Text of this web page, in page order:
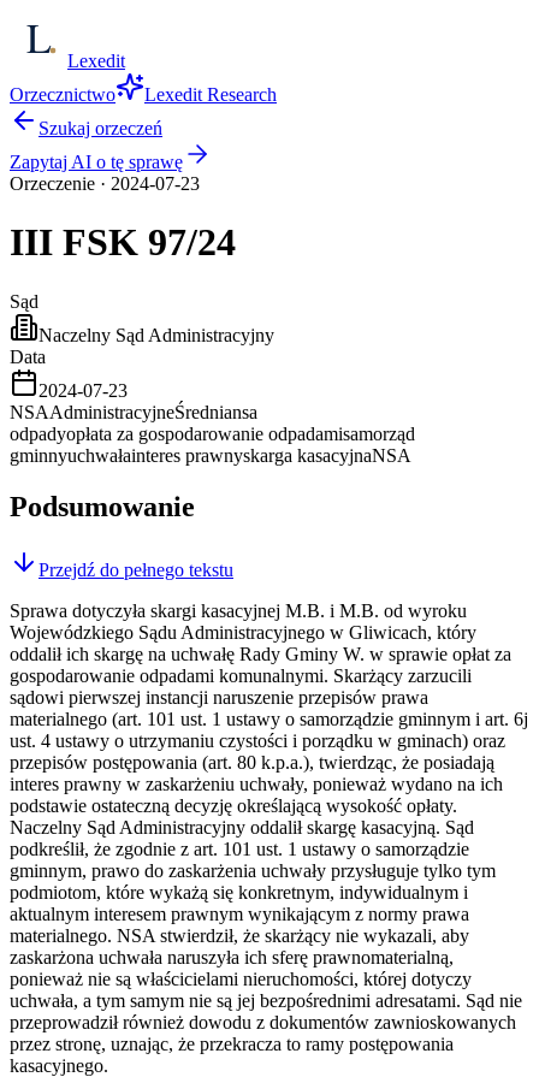
Lexedit
Orzecznictwo
Lexedit Research
Szukaj orzeczeń
Zapytaj AI o tę sprawę
Orzeczenie · 2024-07-23
III FSK 97/24
Sąd
Naczelny Sąd Administracyjny
Data
2024-07-23
NSAAdministracyjneŚredniansa
odpadyopłata za gospodarowanie odpadamisamorząd
gminnyuchwałainteres prawnyskarga kasacyjnaNSA
Podsumowanie
Przejdź do pełnego tekstu
Sprawa dotyczyła skargi kasacyjnej M.B. i M.B. od wyroku
Wojewódzkiego Sądu Administracyjnego w Gliwicach, który
oddalił ich skargę na uchwałę Rady Gminy W. w sprawie opłat za
gospodarowanie odpadami komunalnymi. Skarżący zarzucili
sądowi pierwszej instancji naruszenie przepisów prawa
materialnego (art. 101 ust. 1 ustawy o samorządzie gminnym i art. 6j
ust. 4 ustawy o utrzymaniu czystości i porządku w gminach) oraz
przepisów postępowania (art. 80 k.p.a.), twierdząc, że posiadają
interes prawny w zaskarżeniu uchwały, ponieważ wydano na ich
podstawie ostateczną decyzję określającą wysokość opłaty.
Naczelny Sąd Administracyjny oddalił skargę kasacyjną. Sąd
podkreślił, że zgodnie z art. 101 ust. 1 ustawy o samorządzie
gminnym, prawo do zaskarżenia uchwały przysługuje tylko tym
podmiotom, które wykażą się konkretnym, indywidualnym i
aktualnym interesem prawnym wynikającym z normy prawa
materialnego. NSA stwierdził, że skarżący nie wykazali, aby
zaskarżona uchwała naruszyła ich sferę prawnomaterialną,
ponieważ nie są właścicielami nieruchomości, której dotyczy
uchwała, a tym samym nie są jej bezpośrednimi adresatami. Sąd nie
przeprowadził również dowodu z dokumentów zawnioskowanych
przez stronę, uznając, że przekracza to ramy postępowania
kasacyjnego.